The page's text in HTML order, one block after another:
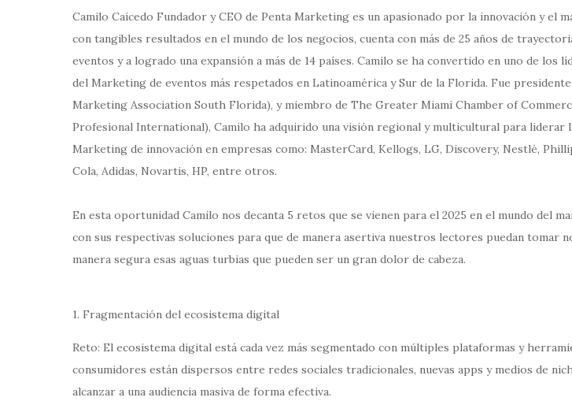
Camilo Caicedo Fundador y CEO de Penta Marketing es un apasionado por la innovación y el
con tangibles resultados en el mundo de los negocios, cuenta con más de 25 años de
eventos y a logrado una expansión a más de 14 países. Camilo se ha convertido en uno de los
del Marketing de eventos más respetados en Latinoamérica y Sur de la Florida. Fue
Marketing Association South Florida), y miembro de The Greater Miami Chamber of
Profesional International), Camilo ha adquirido una visión regional y multicultural para liderar
Marketing de innovación en empresas como: MasterCard, Kellogs, LG, Discovery, Nestlé,
Cola, Adidas, Novartis, HP, entre otros.
En esta oportunidad Camilo nos decanta 5 retos que se vienen para el 2025 en el mundo del
con sus respectivas soluciones para que de manera asertiva nuestros lectores puedan tomar
manera segura esas aguas turbias que pueden ser un gran dolor de cabeza.
1. Fragmentación del ecosistema digital
Reto: El ecosistema digital está cada vez más segmentado con múltiples plataformas y
consumidores están dispersos entre redes sociales tradicionales, nuevas apps y medios de
alcanzar a una audiencia masiva de forma efectiva.